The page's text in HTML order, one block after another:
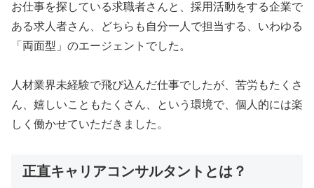
お仕事を探している求職者さんと、採用活動をする企業で
ある求人者さん、どちらも自分一人で担当する、いわゆる
「両面型」のエージェントでした。
人材業界未経験で飛び込んだ仕事でしたが、苦労もたくさ
ん、嬉しいこともたくさん、という環境で、個人的には楽
しく働かせていただきました。
正直キャリアコンサルタントとは？